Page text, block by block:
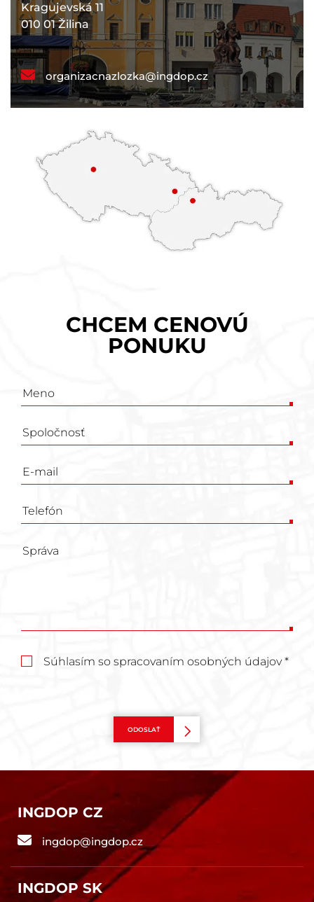
Kragujevská 11
010 01 Žilina
organizacnazlozka@ingdop.cz
CHCEM CENOVÚ
PONUKU
Poptávkový
Súhlasím so spracovaním osobných údajov *
ODOSLAŤ
INGDOP CZ
ingdop@ingdop.cz
INGDOP SK